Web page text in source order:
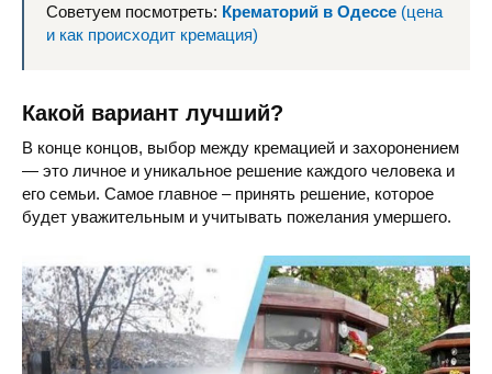
Советуем посмотреть: Крематорий в Одессе (цена
и как происходит кремация)
Какой вариант лучший?
В конце концов, выбор между кремацией и захоронением
— это личное и уникальное решение каждого человека и
его семьи. Самое главное – принять решение, которое
будет уважительным и учитывать пожелания умершего.